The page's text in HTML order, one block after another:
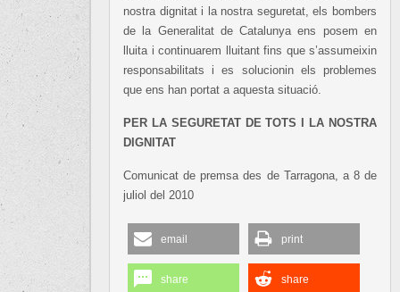
nostra dignitat i la nostra seguretat, els bombers
de la Generalitat de Catalunya ens posem en
lluita i continuarem lluitant fins que s’assumeixin
responsabilitats i es solucionin els problemes
que ens han portat a aquesta situació.
PER LA SEGURETAT DE TOTS I LA NOSTRA
DIGNITAT
Comunicat de premsa des de Tarragona, a 8 de
juliol del 2010
email print
share share